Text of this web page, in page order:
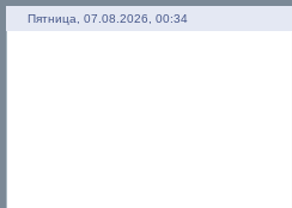
Пятница, 07.08.2026, 00:34